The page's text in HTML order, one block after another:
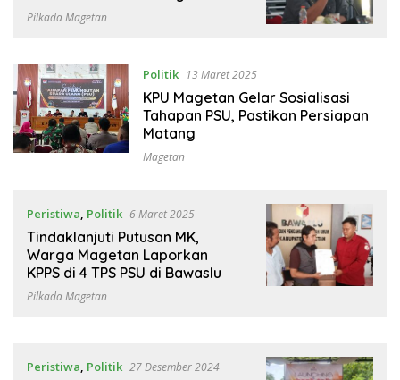
Pilkada Magetan
Politik 13 Maret 2025
KPU Magetan Gelar Sosialisasi
Tahapan PSU, Pastikan Persiapan
Matang
Magetan
Peristiwa, Politik 6 Maret 2025
Tindaklanjuti Putusan MK,
Warga Magetan Laporkan
KPPS di 4 TPS PSU di Bawaslu
Pilkada Magetan
Peristiwa, Politik 27 Desember 2024